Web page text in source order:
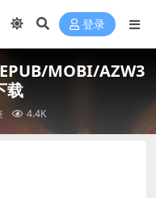
登录
MOBI/AZW3
载
4.4K